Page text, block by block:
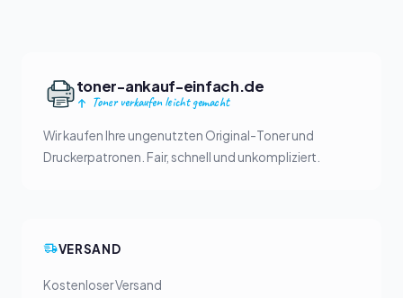
toner-ankauf-einfach.de
Toner verkaufen leicht gemacht
Wir kaufen Ihre ungenutzten Original-Toner und
Druckerpatronen. Fair, schnell und unkompliziert.
VERSAND
Kostenloser Versand